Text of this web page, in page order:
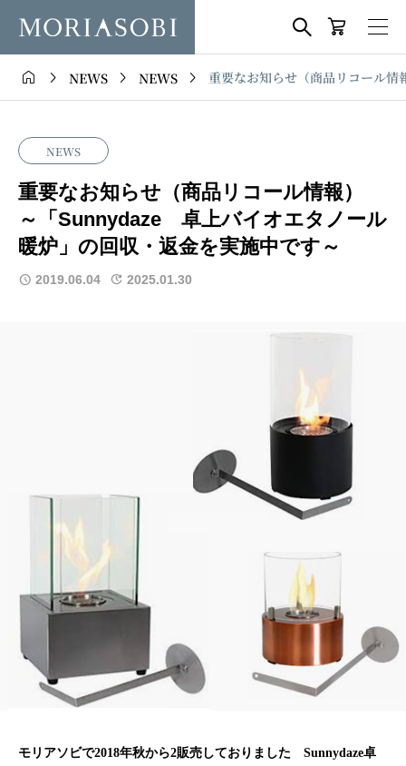

  NEWS  NEWS  重要なお知らせ（商品リコール
NEWS
重要なお知らせ（商品リコール情報）
～「Sunnydaze 卓上バイオエタノール
暖炉」の回収・返金を実施中です～
2019.06.04 2025.01.30
モリアソビで2018年秋から2販売しておりました Sunnydaze卓